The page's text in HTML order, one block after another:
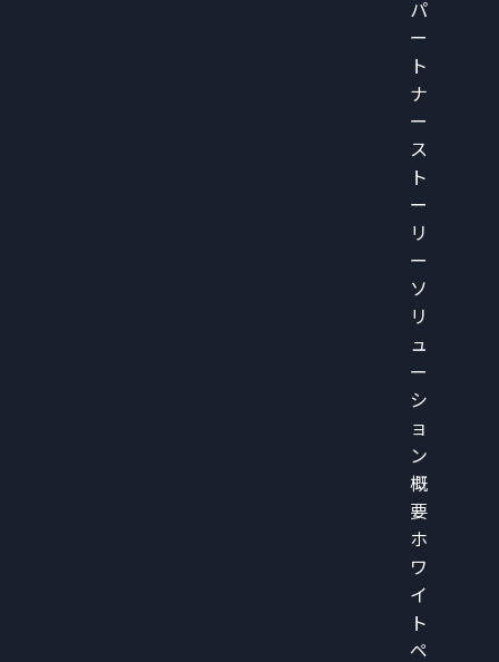
パ
ー
ト
ナ
ー
ス
ト
ー
リ
ー
ソ
リ
ュ
ー
シ
ョ
ン
概
要
ホ
ワ
イ
ト
ペ